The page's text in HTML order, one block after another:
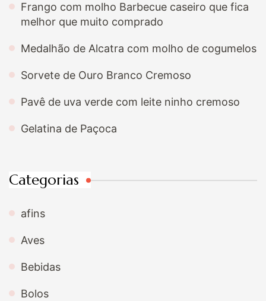
Frango com molho Barbecue caseiro que fica
melhor que muito comprado
Medalhão de Alcatra com molho de cogumelos
Sorvete de Ouro Branco Cremoso
Pavê de uva verde com leite ninho cremoso
Gelatina de Paçoca
Categorias
afins
Aves
Bebidas
Bolos